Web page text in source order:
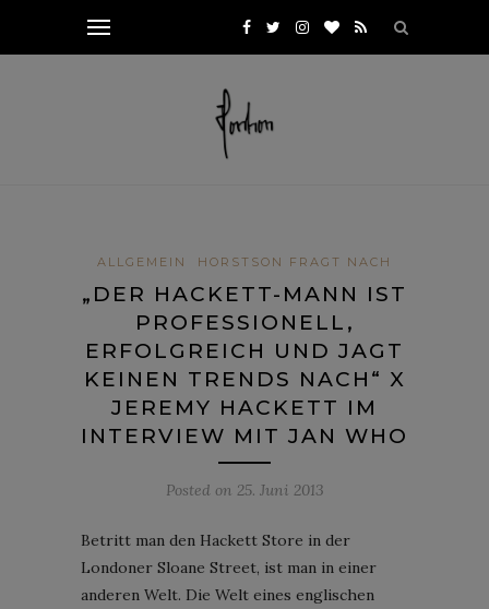
ALLGEMEIN HORSTSON FRAGT NACH
„DER HACKETT-MANN IST
PROFESSIONELL,
ERFOLGREICH UND JAGT
KEINEN TRENDS NACH“ X
JEREMY HACKETT IM
INTERVIEW MIT JAN WHO
Posted on 25. Juni 2013
Betritt man den Hackett Store in der
Londoner Sloane Street, ist man in einer
anderen Welt. Die Welt eines englischen